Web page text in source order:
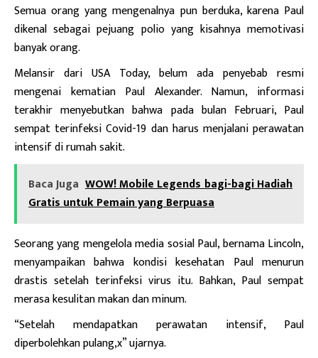
Semua orang yang mengenalnya pun berduka, karena Paul
dikenal sebagai pejuang polio yang kisahnya memotivasi
banyak orang.
Melansir dari USA Today, belum ada penyebab resmi
mengenai kematian Paul Alexander. Namun, informasi
terakhir menyebutkan bahwa pada bulan Februari, Paul
sempat terinfeksi Covid-19 dan harus menjalani perawatan
intensif di rumah sakit.
Baca Juga WOW! Mobile Legends bagi-bagi Hadiah
Gratis untuk Pemain yang Berpuasa
Seorang yang mengelola media sosial Paul, bernama Lincoln,
menyampaikan bahwa kondisi kesehatan Paul menurun
drastis setelah terinfeksi virus itu. Bahkan, Paul sempat
merasa kesulitan makan dan minum.
“Setelah mendapatkan perawatan intensif, Paul
diperbolehkan pulang,x” ujarnya.